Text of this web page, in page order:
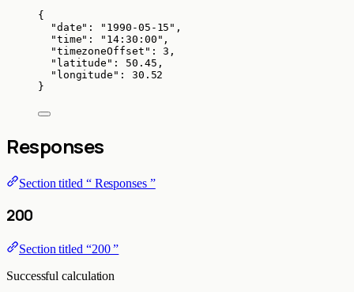
{
"date" : " 1990-05-15 " ,
"time" : " 14:30:00 " ,
"timezoneOffset" : 3 ,
"latitude" : 50.45 ,
"longitude" : 30.52
}
Responses
Section titled “ Responses ”
200
Section titled “200 ”
Successful calculation